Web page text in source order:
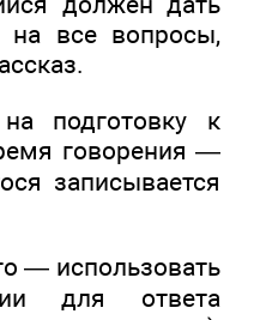
на все вопросы,
подготовку к
говорения —
записывается
— использовать
для ответа